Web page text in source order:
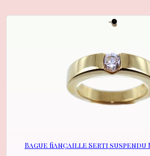
Bague fiançaille Serti suspendu